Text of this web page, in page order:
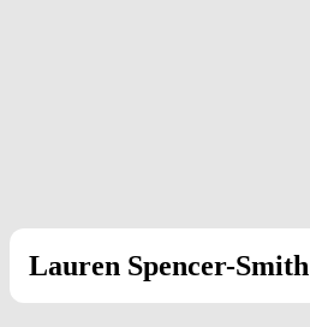
Lauren Spencer-Smith